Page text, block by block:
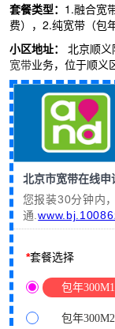
套餐类型： 1.融合宽
费）， 2.纯宽带（包
小区地址：
北京顺
宽带业务，位于顺义